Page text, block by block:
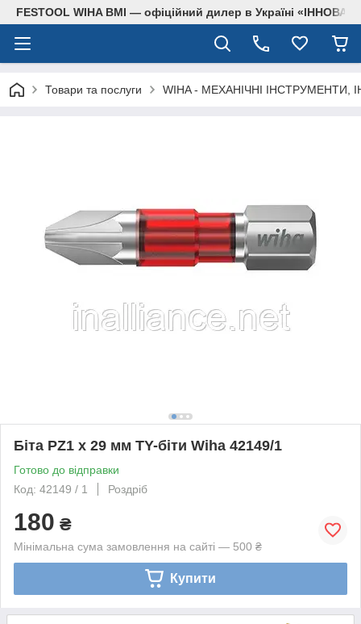
FESTOOL WIHA BMI — офіційний дилер в Україні
Товари та послуги WIHA - МЕХАНІЧНІ ІНСТРУМЕНТИ,
Біта PZ1 х 29 мм TY-біти Wiha 42149/1
Готово до відправки
Код: 42149 / 1
Роздріб
180 ₴
Мінімальна сума замовлення на сайті — 500 ₴
Купити